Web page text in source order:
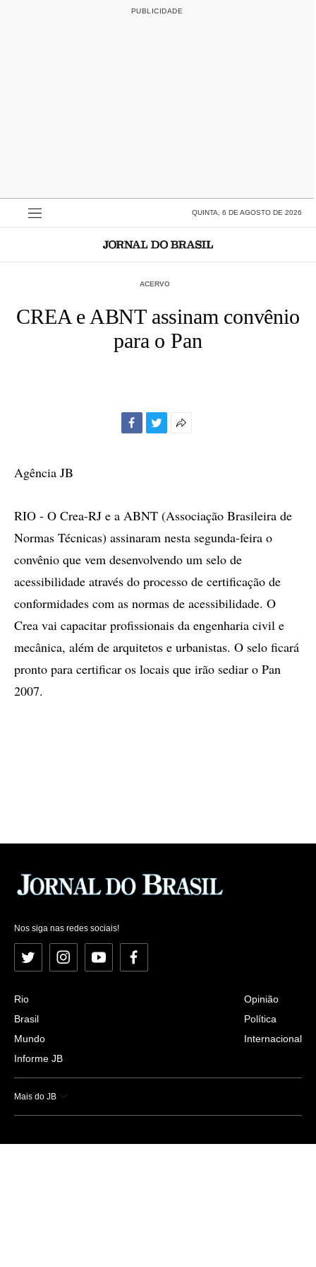
QUINTA, 6 DE AGOSTO DE 2026
ACERVO
CREA e ABNT assinam convênio
para o Pan
Agência JB
RIO - O Crea-RJ e a ABNT (Associação Brasileira de
Normas Técnicas) assinaram nesta segunda-feira o
convênio que vem desenvolvendo um selo de
acessibilidade através do processo de certificação de
conformidades com as normas de acessibilidade. O
Crea vai capacitar profissionais da engenharia civil e
mecânica, além de arquitetos e urbanistas. O selo ficará
pronto para certificar os locais que irão sediar o Pan
2007.
Nos siga nas redes sociais!
Twitter InstagramYouTubeFacebook
Rio
Brasil
Mundo
Informe JB
Opinião
Política
Internacional
Mais do JB
Esportes